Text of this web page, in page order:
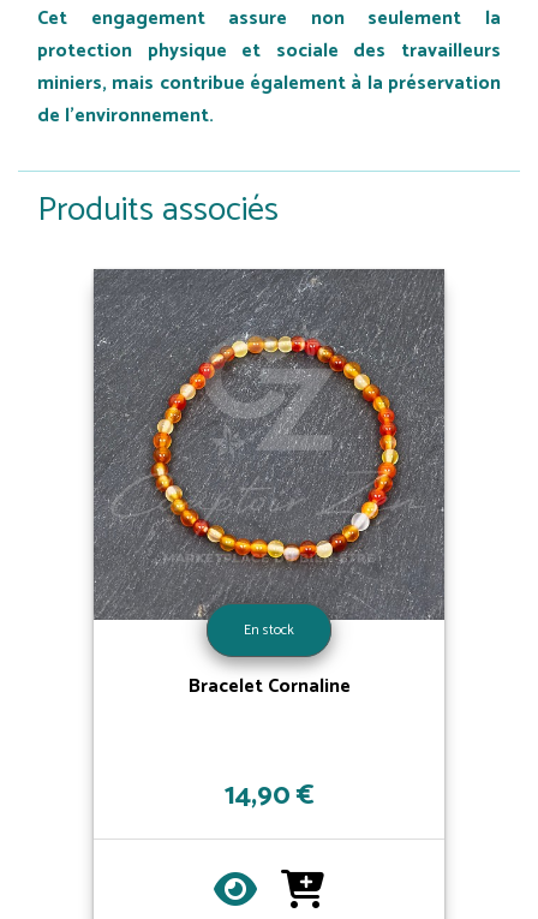
Cet engagement assure non seulement la
protection physique et sociale des travailleurs
miniers, mais contribue également à la préservation
de l'environnement.
Produits associés
En stock
Bracelet Cornaline
14,90 €